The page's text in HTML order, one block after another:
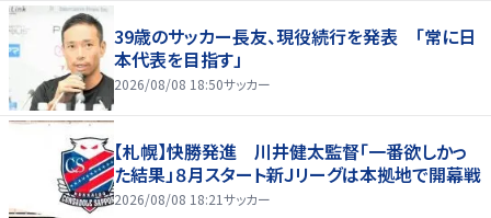
39歳のサッカー長友、現役続行を発表 「常に日
本代表を目指す」
2026/08/08 18:50サッカー
【札幌】快勝発進 川井健太監督「一番欲しかっ
た結果」８月スタート新Ｊリーグは本拠地で開幕戦
2026/08/08 18:21サッカー